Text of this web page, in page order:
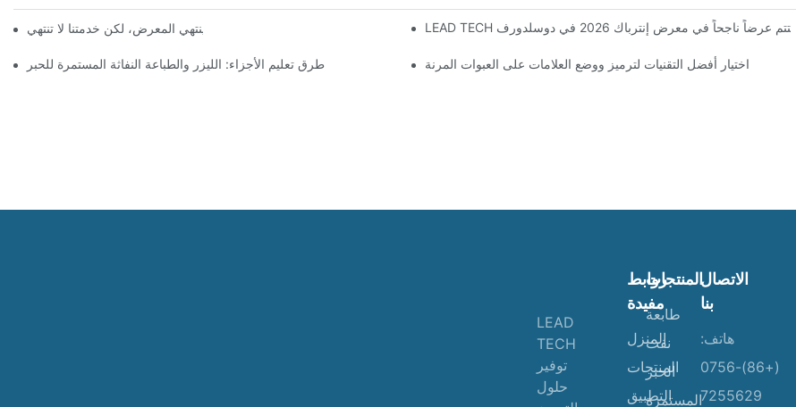
LEAD TECH يختتم عرضاً ناجحاً في معرض إنترباك 2026 في دوسلدورف
طرق تعليم الأجزاء: الليزر والطباعة النفاثة المستمرة للحبر اختيار أفضل التقنيات لترميز ووضع العلامات على العبوات المرنة
LEAD
TECH
توفير
حلول
روابط
مفيدة
المنزل
المنتجات
التطبيق
المنتجات
طابعة
نفث
الحبر
المستمرة
الاتصال
بنا
هاتف:
(+86)-0756
7255629